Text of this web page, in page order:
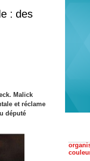
: des
Malick
et réclame
député